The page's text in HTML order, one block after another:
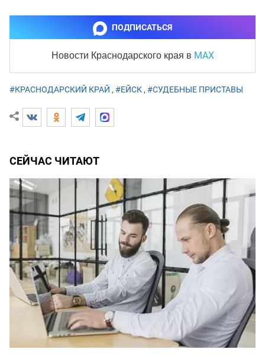
ПОДПИСАТЬСЯ
Новости Краснодарского края в MAX
#КРАСНОДАРСКИЙ КРАЙ , #ЕЙСК, #СУДЕБНЫЕ ПРИСТАВЫ
СЕЙЧАС ЧИТАЮТ